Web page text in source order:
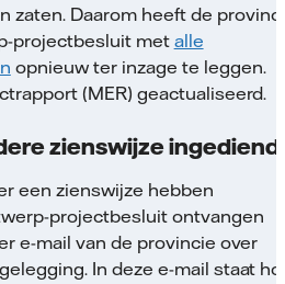
zaten. Daarom heeft de
projectbesluit met alle
opnieuw ter inzage te leggen.
(MER) geactualiseerd.
zienswijze
een zienswijze hebben
projectbesluit ontvangen
e-mail van de provincie over
In deze e-mail staat